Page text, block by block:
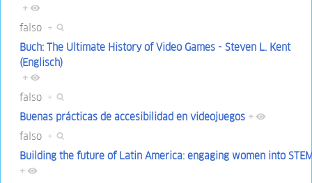
+
falso +
Buch: The Ultimate History of Video Games - Steven L. Kent
(Englisch)
+
falso +
Buenas prácticas de accesibilidad en videojuegos +
falso +
Building the future of Latin America: engaging women into
+